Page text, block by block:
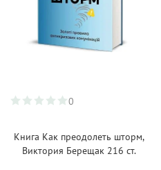
0
Книга Как преодолеть шторм,
Виктория Берещак 216 ст.